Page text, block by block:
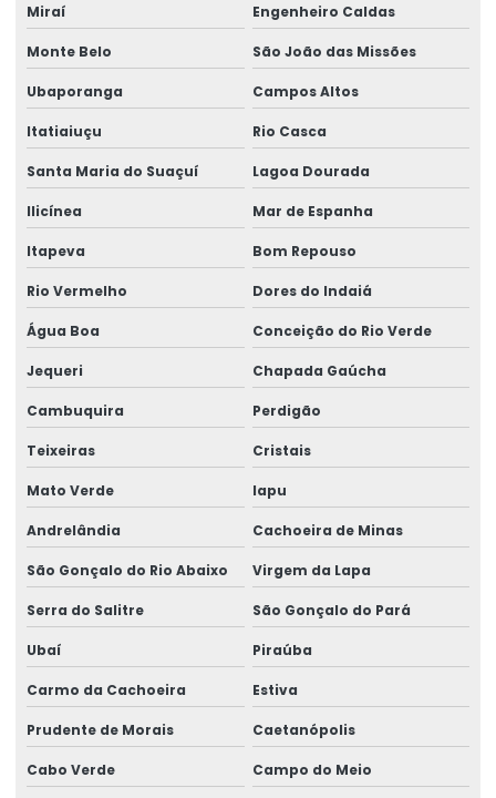
Miraí Engenheiro Caldas
Monte Belo São João das Missões
Ubaporanga Campos Altos
Itatiaiuçu Rio Casca
Santa Maria do Suaçuí Lagoa Dourada
Ilicínea Mar de Espanha
Itapeva Bom Repouso
Rio Vermelho Dores do Indaiá
Água Boa Conceição do Rio Verde
Jequeri Chapada Gaúcha
Cambuquira Perdigão
Teixeiras Cristais
Mato Verde Iapu
Andrelândia Cachoeira de Minas
São Gonçalo do Rio Abaixo Virgem da Lapa
Serra do Salitre São Gonçalo do Pará
Ubaí Piraúba
Carmo da Cachoeira Estiva
Prudente de Morais Caetanópolis
Cabo Verde Campo do Meio